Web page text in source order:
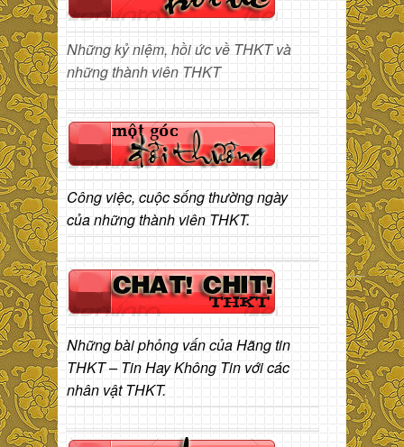
Những kỷ niệm, hồi ức về THKT và
những thành viên THKT
Công việc, cuộc sống thường ngày
của những thành viên THKT.
Những bài phỏng vấn của Hãng tin
THKT – Tin Hay Không Tin với các
nhân vật THKT.